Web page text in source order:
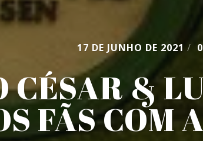
17 DE JUNHO DE 2021 /
CÉSAR &
FÃS COM